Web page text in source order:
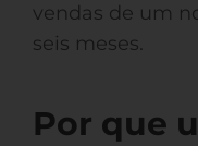
vendas de um
seis meses.
Por que